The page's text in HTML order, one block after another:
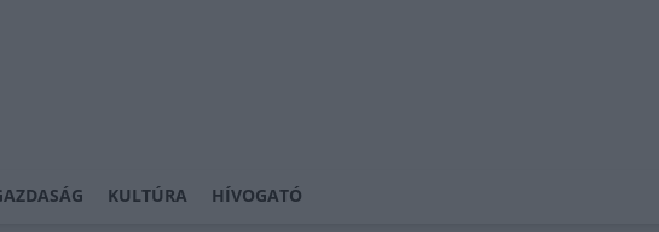
KULTÚRA HÍVOGATÓ